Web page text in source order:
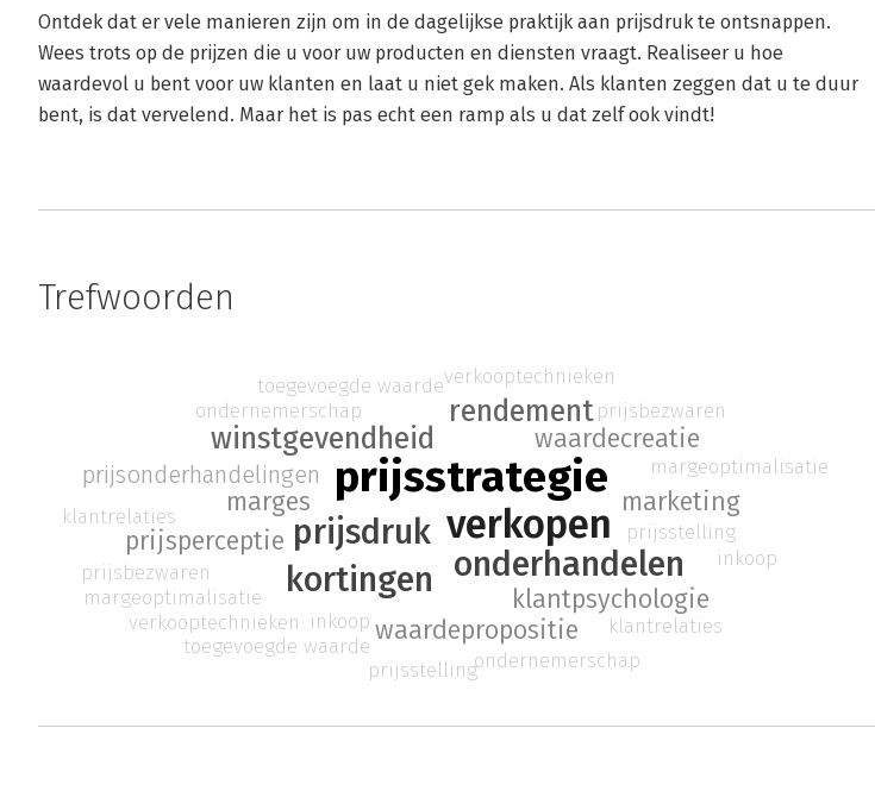
Ontdek dat er vele manieren zijn om in de dagelijkse praktijk aan prijsdruk te ontsnappen.
Wees trots op de prijzen die u voor uw producten en diensten vraagt. Realiseer u hoe
waardevol u bent voor uw klanten en laat u niet gek maken. Als klanten zeggen dat u te duur
bent, is dat vervelend. Maar het is pas echt een ramp als u dat zelf ook vindt!
Trefwoorden
prijsstrategie
verkopen
onderhandelen
prijsdruk
kortingen
winstgevendheid
rendement
klantpsychologie
marketing
waardecreatie
waardepropositie
prijsperceptie
marges
prijsonderhandelingen
ondernemerschap
prijsstelling
toegevoegde waardeverkooptechnieken
margeoptimalisatie
prijsbezwaren
klantrelaties
inkoop
ondernemerschap
prijsstelling
toegevoegde waarde
verkooptechnieken
margeoptimalisatie
prijsbezwaren
klantrelaties
inkoop